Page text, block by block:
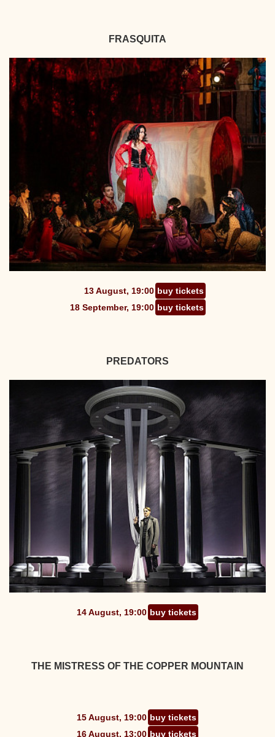
FRASQUITA
13 August, 19:00 buy tickets
18 September, 19:00 buy tickets
PREDATORS
14 August, 19:00 buy tickets
THE MISTRESS OF THE COPPER MOUNTAIN
15 August, 19:00 buy tickets
16 August, 13:00 buy tickets